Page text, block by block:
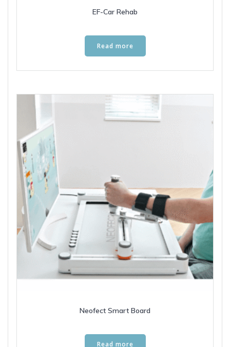
EF-Car Rehab
Read more
Neofect Smart Board
Read more